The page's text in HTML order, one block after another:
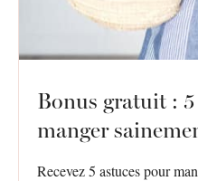
Bonus gratuit :
manger
Recevez 5 astuces pour